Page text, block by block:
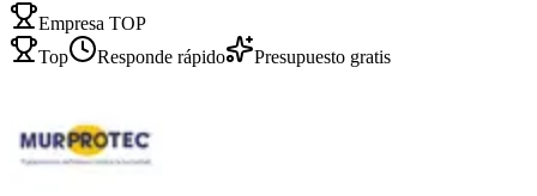
Empresa TOP
Top
Responde rápido Presupuesto gratis